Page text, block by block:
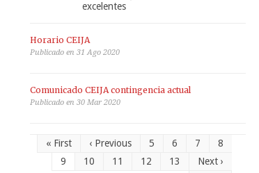
excelentes
Horario CEIJA
Publicado en 31 Ago 2020
Comunicado CEIJA contingencia actual
Publicado en 30 Mar 2020
« First ‹ Previous 5 6 7
8
9
10 11 12 13
Next ›